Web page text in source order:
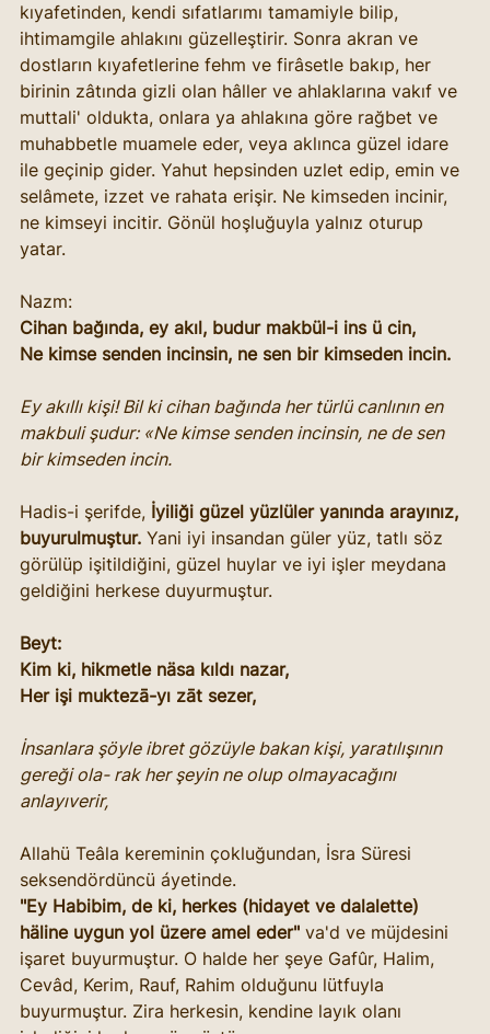
kıyafetinden, kendi sıfatlarımı tamamiyle bilip,
ihtimamgile ahlakını güzelleştirir. Sonra akran ve
dostların kıyafetlerine fehm ve firâsetle bakıp, her
birinin zâtında gizli olan hâller ve ahlaklarına vakıf ve
muttali' oldukta, onlara ya ahlakına göre rağbet ve
muhabbetle muamele eder, veya aklınca güzel idare
ile geçinip gider. Yahut hepsinden uzlet edip, emin ve
selâmete, izzet ve rahata erişir. Ne kimseden incinir,
ne kimseyi incitir. Gönül hoşluğuyla yalnız oturup
yatar.
Nazm:
Cihan bağında, ey akıl, budur makbül-i ins ü cin,
Ne kimse senden incinsin, ne sen bir kimseden incin.
Ey akıllı kişi! Bil ki cihan bağında her türlü canlının en
makbuli şudur: «Ne kimse senden incinsin, ne de sen
bir kimseden incin.
Hadis-i şerifde, İyiliği güzel yüzlüler yanında arayınız,
buyurulmuştur. Yani iyi insandan güler yüz, tatlı söz
görülüp işitildiğini, güzel huylar ve iyi işler meydana
geldiğini herkese duyurmuştur.
Beyt:
Kim ki, hikmetle näsa kıldı nazar,
Her işi muktezā-yı zāt sezer,
İnsanlara şöyle ibret gözüyle bakan kişi, yaratılışının
gereği ola- rak her şeyin ne olup olmayacağını
anlayıverir,
Allahü Teâla kereminin çokluğundan, İsra Süresi
seksendördüncü áyetinde.
"Ey Habibim, de ki, herkes (hidayet ve dalalette)
häline uygun yol üzere amel eder" va'd ve müjdesini
işaret buyurmuştur. O halde her şeye Gafûr, Halim,
Cevâd, Kerim, Rauf, Rahim olduğunu lütfuyla
buyurmuştur. Zira herkesin, kendine layık olanı